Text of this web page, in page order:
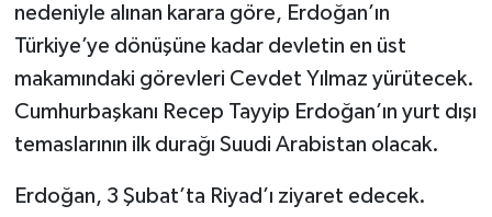
nedeniyle alınan karara göre, Erdoğan’ın
Türkiye’ye dönüşüne kadar devletin en üst
makamındaki görevleri Cevdet Yılmaz yürütecek.
Cumhurbaşkanı Recep Tayyip Erdoğan’ın yurt dışı
temaslarının ilk durağı Suudi Arabistan olacak.
Erdoğan, 3 Şubat’ta Riyad’ı ziyaret edecek.